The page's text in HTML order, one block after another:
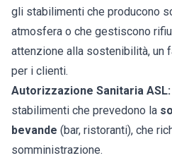
gli stabilimenti che producono
atmosfera o che gestiscono
attenzione alla sostenibilità, un
per i clienti.
Autorizzazione Sanitaria ASL:
stabilimenti che prevedono la
bevande (bar, ristoranti), che
somministrazione.